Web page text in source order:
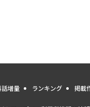
話増量 ランキング 掲載